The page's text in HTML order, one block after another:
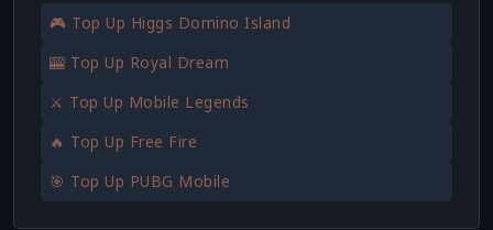
🎮 Top Up Higgs Domino Island
🎰 Top Up Royal Dream
⚔️ Top Up Mobile Legends
🔥 Top Up Free Fire
🎯 Top Up PUBG Mobile